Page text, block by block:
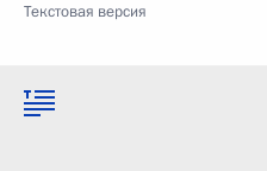
Текстовая версия